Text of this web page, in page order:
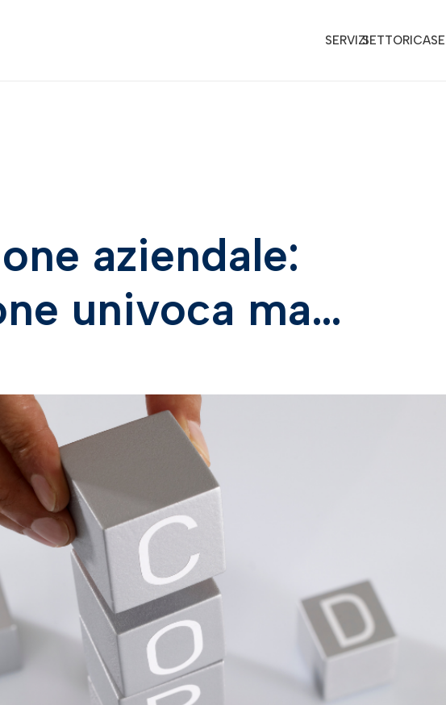
SERVIZISETTORI
aziendale:
univoca ma…